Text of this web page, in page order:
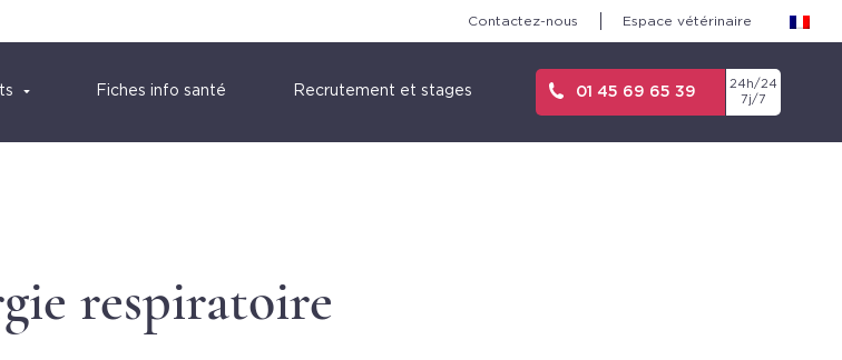
Contactez-nous Espace vétérinaire
Fiches info santé Recrutement et stages 01 45 69 65 39
24h/24
7j/7
respiratoire